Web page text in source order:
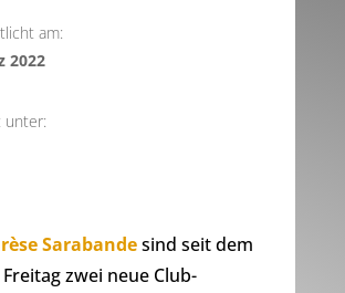
am:
2022
unter:
Sarabandesind seit dem
zwei neue Club-